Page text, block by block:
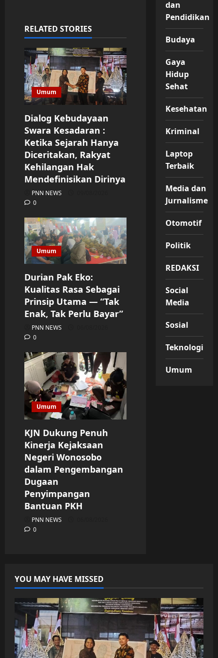
RELATED STORIES
Umum
Dialog Kebudayaan
Swara Kesadaran :
Ketika Sejarah Hanya
Diceritakan, Rakyat
Kehilangan Hak
Mendefinisikan Dirinya
PNN NEWS
0
Umum
Durian Pak Eko:
Kualitas Rasa Sebagai
Prinsip Utama — “Tak
Enak, Tak Perlu Bayar”
PNN NEWS
0
Umum
KJN Dukung Penuh
Kinerja Kejaksaan
Negeri Wonosobo
dalam Pengembangan
Dugaan
Penyimpangan
Bantuan PKH
PNN NEWS
0
dan
Pendidikan
Budaya
Gaya
Hidup
Sehat
Kesehatan
Kriminal
Laptop
Terbaik
Media dan
Jurnalisme
Otomotif
Politik
REDAKSI
Social
Media
Sosial
Teknologi
Umum
YOU MAY HAVE MISSED